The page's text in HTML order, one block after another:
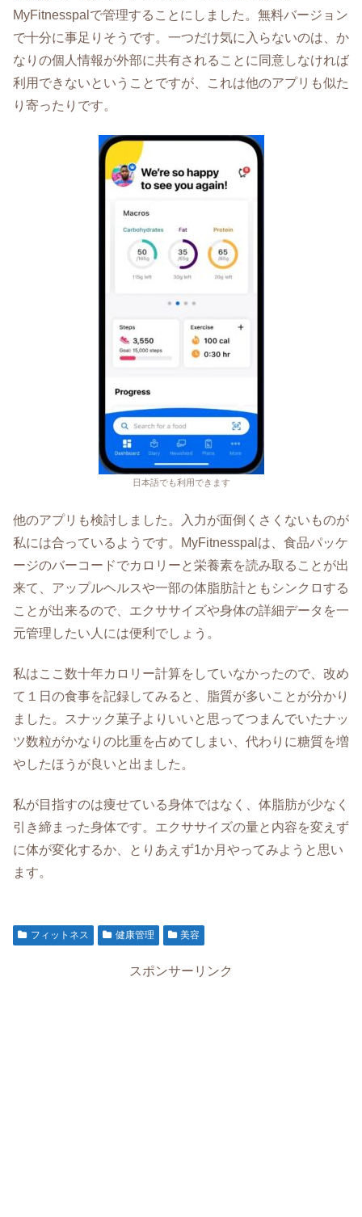
MyFitnesspalで管理することにしました。無料バージョン
で十分に事足りそうです。一つだけ気に入らないのは、か
なりの個人情報が外部に共有されることに同意しなければ
利用できないということですが、これは他のアプリも似た
り寄ったりです。
日本語でも利用できます
他のアプリも検討しました。入力が面倒くさくないものが
私には合っているようです。MyFitnesspalは、食品パッケ
ージのバーコードでカロリーと栄養素を読み取ることが出
来て、アップルヘルスや一部の体脂肪計ともシンクロする
ことが出来るので、エクササイズや身体の詳細データを一
元管理したい人には便利でしょう。
私はここ数十年カロリー計算をしていなかったので、改め
て１日の食事を記録してみると、脂質が多いことが分かり
ました。スナック菓子よりいいと思ってつまんでいたナッ
ツ数粒がかなりの比重を占めてしまい、代わりに糖質を増
やしたほうが良いと出ました。
私が目指すのは痩せている身体ではなく、体脂肪が少なく
引き締まった身体です。エクササイズの量と内容を変えず
に体が変化するか、とりあえず1か月やってみようと思い
ます。
フィットネス 健康管理 美容
スポンサーリンク